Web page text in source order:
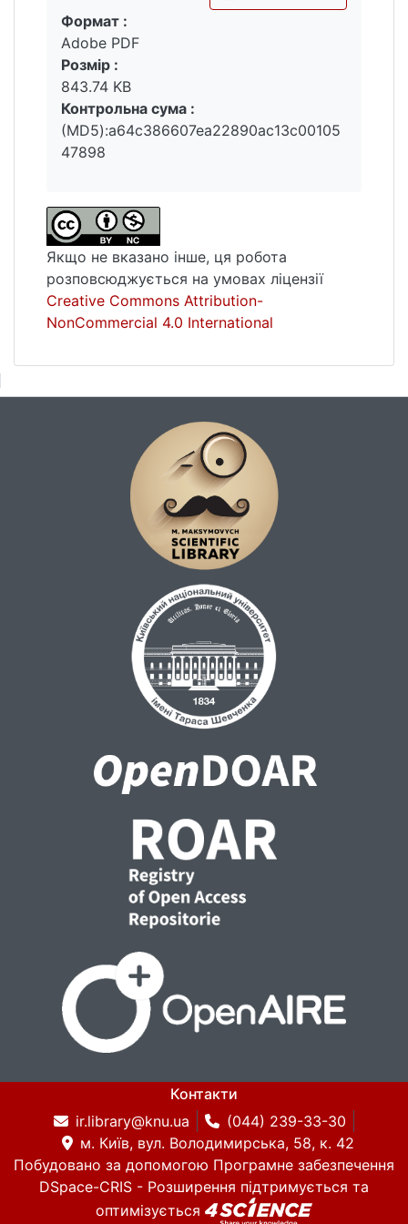
«Рівнеобленерго».
Вантажиться...
Формат :
Adobe PDF
Розмір :
843.74 KB
Контрольна сума :
(MD5):a64c386607ea22890ac13c00105
47898
Якщо не вказано інше, ця робота
розповсюджується на умовах ліцензії
Creative Commons Attribution-
NonCommercial 4.0 International
Контакти
ir.library@knu.ua
(044) 239-33-30
м. Київ, вул. Володимирська, 58, к. 42
Побудовано за допомогою Програмне забезпечення
DSpace-CRIS - Розширення підтримується та
оптимізується